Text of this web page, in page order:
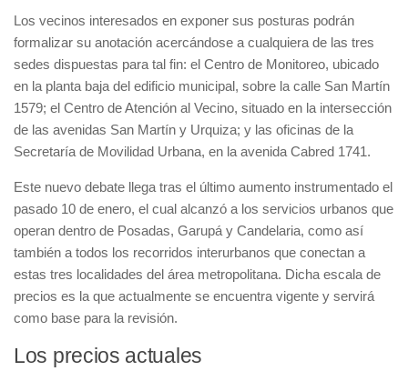
Los vecinos interesados en exponer sus posturas podrán
formalizar su anotación acercándose a cualquiera de las tres
sedes dispuestas para tal fin: el Centro de Monitoreo, ubicado
en la planta baja del edificio municipal, sobre la calle San Martín
1579; el Centro de Atención al Vecino, situado en la intersección
de las avenidas San Martín y Urquiza; y las oficinas de la
Secretaría de Movilidad Urbana, en la avenida Cabred 1741.
Este nuevo debate llega tras el último aumento instrumentado el
pasado 10 de enero, el cual alcanzó a los servicios urbanos que
operan dentro de Posadas, Garupá y Candelaria, como así
también a todos los recorridos interurbanos que conectan a
estas tres localidades del área metropolitana. Dicha escala de
precios es la que actualmente se encuentra vigente y servirá
como base para la revisión.
Los precios actuales